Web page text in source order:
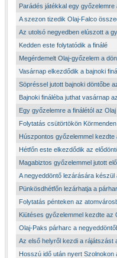
Parádés játékkal egy
A szezon tizedik Olaj-Falco
Az utolsó negyedben elúszott a
Kedden este folytatódik a finálé
Megérdemelt Olaj-győzelem a
Vasárnap elkezdődik a bajnoki
Söpréssel jutott bajnoki döntőbe
Bajnoki fináléba juthat vasárnap
Egy győzelemre a finálétól az Olaj
Folytatás csütörtökön Körmenden
Húszpontos győzelemmel kezdte
Hétfőn este elkezdődik az
Magabiztos győzelemmel jutott
A negyeddöntő lezárására készül
Pünkösdhétfőn lezárhatja a
Folytatás pénteken az
Kiütéses győzelemmel kezdte az
Olaj-Paks párharc a
Az első helyről kezdi a rájátszást
Hosszú idő után nyert Szolnokon